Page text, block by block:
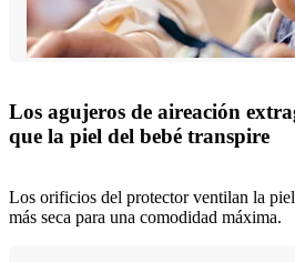
Los agujeros de aireación
que la piel del bebé transpire
Los orificios del protector ventilan la
más seca para una comodidad máxima.